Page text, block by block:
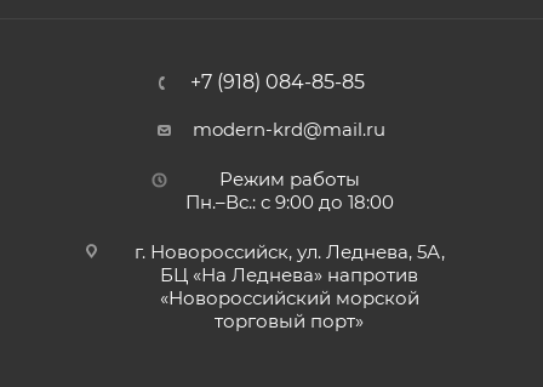
+7 (918) 084-85-85
modern-krd@mail.ru
Режим работы
Пн.–Вс.: с 9:00 до 18:00
г. Новороссийск, ул. Леднева, 5А,
БЦ «На Леднева» напротив
«Новороссийский морской
торговый порт»